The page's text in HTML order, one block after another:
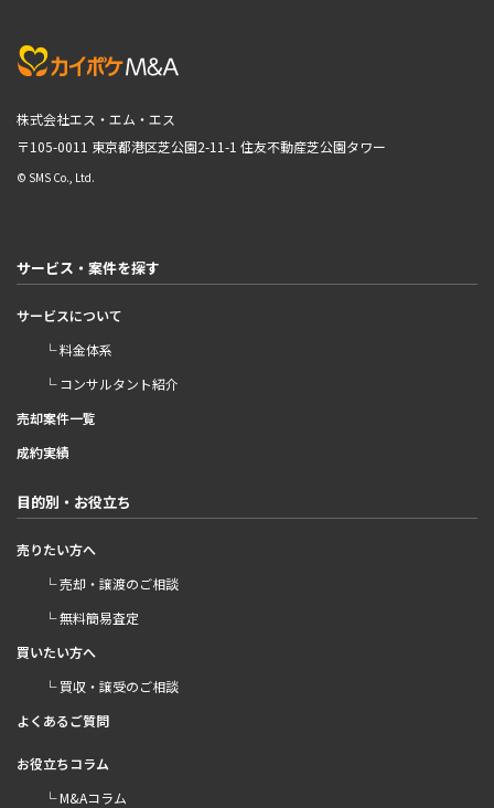
株式会社エス・エム・エス
〒105-0011 東京都港区芝公園2-11-1 住友不動産芝公園タワー
© SMS Co., Ltd.
サービス・案件を探す
サービスについて
└ 料金体系
└ コンサルタント紹介
売却案件一覧
成約実績
目的別・お役立ち
売りたい方へ
└ 売却・譲渡のご相談
└ 無料簡易査定
買いたい方へ
└ 買収・譲受のご相談
よくあるご質問
お役立ちコラム
└ M&Aコラム